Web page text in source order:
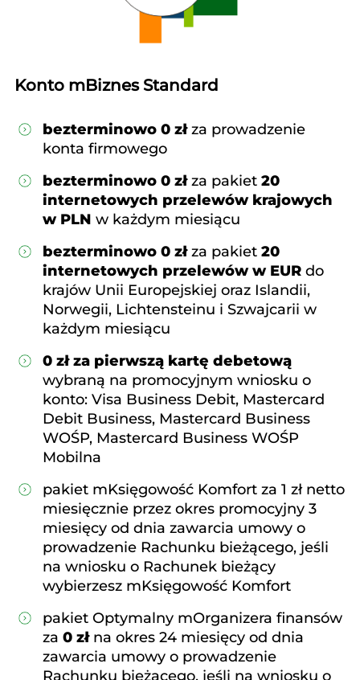
Konto mBiznes Standard
bezterminowo 0 złza prowadzenie
konta firmowego
bezterminowo 0 złza pakiet 20
internetowych przelewów krajowych
w PLN w każdym miesiącu
bezterminowo 0 złza pakiet 20
internetowych przelewów w EUR do
krajów Unii Europejskiej oraz Islandii,
Norwegii, Lichtensteinu i Szwajcarii w
każdym miesiącu
0 zł za pierwszą kartę debetową
wybraną na promocyjnym wniosku o
konto: Visa Business Debit, Mastercard
Debit Business, Mastercard Business
WOŚP, Mastercard Business WOŚP
Mobilna
pakiet mKsięgowość Komfort za 1 zł netto
miesięcznie przez okres promocyjny 3
miesięcy od dnia zawarcia umowy o
prowadzenie Rachunku bieżącego, jeśli
na wniosku o Rachunek bieżący
wybierzesz mKsięgowość Komfort
pakiet Optymalny mOrganizera finansów
za 0 złna okres 24 miesięcy od dnia
zawarcia umowy o prowadzenie
Rachunku bieżącego, jeśli na wniosku o